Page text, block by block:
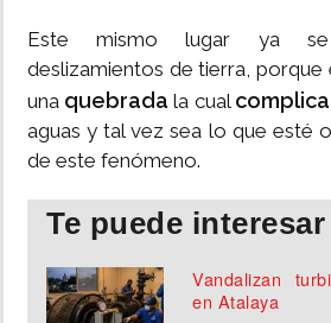
Este mismo lugar ya se
deslizamientos de tierra, porque
una quebrada la cual complica
aguas y tal vez sea lo que esté
de este fenómeno.
Te puede interesar
Vandalizan
en Atalaya